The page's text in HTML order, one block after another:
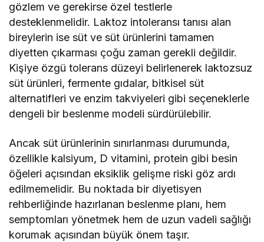
gözlem ve gerekirse özel testlerle
desteklenmelidir. Laktoz intoleransı tanısı alan
bireylerin ise süt ve süt ürünlerini tamamen
diyetten çıkarması çoğu zaman gerekli değildir.
Kişiye özgü tolerans düzeyi belirlenerek laktozsuz
süt ürünleri, fermente gıdalar, bitkisel süt
alternatifleri ve enzim takviyeleri gibi seçeneklerle
dengeli bir beslenme modeli sürdürülebilir.
Ancak süt ürünlerinin sınırlanması durumunda,
özellikle kalsiyum, D vitamini, protein gibi besin
öğeleri açısından eksiklik gelişme riski göz ardı
edilmemelidir. Bu noktada bir diyetisyen
rehberliğinde hazırlanan beslenme planı, hem
semptomları yönetmek hem de uzun vadeli sağlığı
korumak açısından büyük önem taşır.